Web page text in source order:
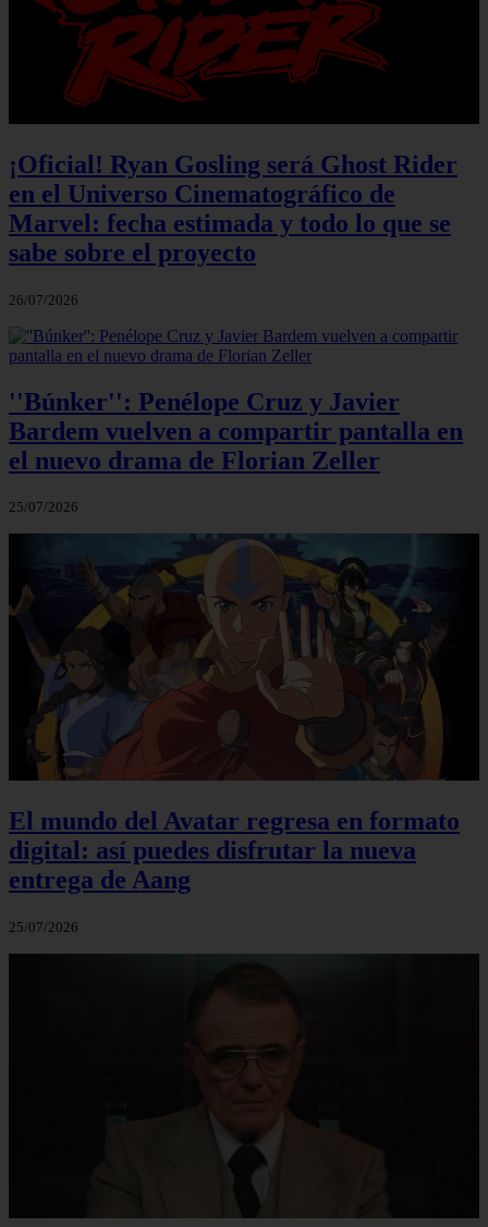
¡Oficial! Ryan Gosling será Ghost Rider
en el Universo Cinematográfico de
Marvel: fecha estimada y todo lo que se
sabe sobre el proyecto
26/07/2026
''Búnker'': Penélope Cruz y Javier
Bardem vuelven a compartir pantalla en
el nuevo drama de Florian Zeller
25/07/2026
El mundo del Avatar regresa en formato
digital: así puedes disfrutar la nueva
entrega de Aang
25/07/2026